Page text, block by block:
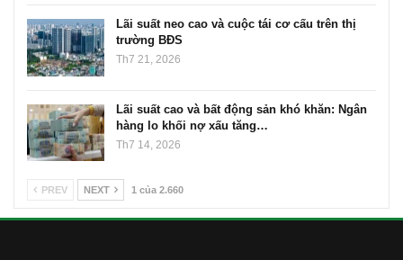
Lãi suất neo cao và cuộc tái cơ cấu trên thị
trường BĐS
Th7 21, 2026
Lãi suất cao và bất động sản khó khăn: Ngân
hàng lo khối nợ xấu tăng…
Th7 14, 2026
PREV NEXT 1 của 2.660